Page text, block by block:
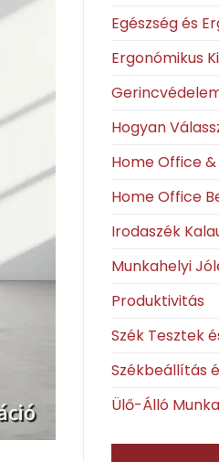
Egészség és
Ergonómikus
Hogyan
Home Office
Home Office
Irodaszék
Munkahelyi
Produktivitás
Szék Tesztek
Székbeállítás
Ülő-Álló Munka